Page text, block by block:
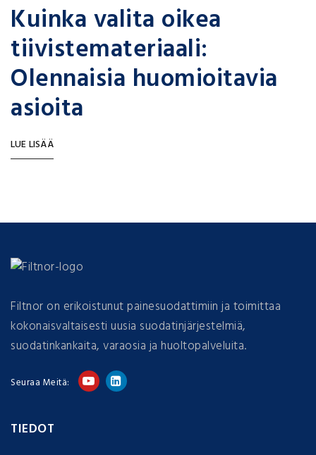
Kuinka valita oikea
tiivistemateriaali:
Olennaisia huomioitavia
asioita
LUE LISÄÄ
Filtnor on erikoistunut painesuodattimiin ja toimittaa
kokonaisvaltaisesti uusia suodatinjärjestelmiä,
suodatinkankaita, varaosia ja huoltopalveluita.
Seuraa Meitä:
TIEDOT